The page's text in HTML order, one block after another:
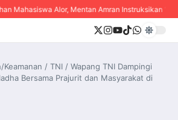
Mahasiswa Alor, Mentan Amran Instruksikan
Keamanan / TNI / Wapang TNI Dampingi
Bersama Prajurit dan Masyarakat di